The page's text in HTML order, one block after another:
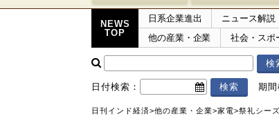
NEWS
TOP
日系企業進出 ニュース解説
他の産業・企業
社会・スポ
日付検索： 期間
日刊インド経済>他の産業・企業>家電>祭礼シー